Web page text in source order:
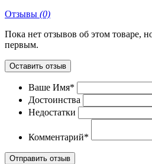
Отзывы (0)
Пока нет отзывов об этом товаре,
первым.
Оставить отзыв
Ваше Имя*
Достоинства
Недостатки
Комментарий*
Отправить отзыв